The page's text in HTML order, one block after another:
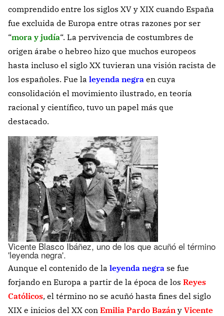
comprendido entre los siglos XV y XIX cuando España
fue excluida de Europa entre otras razones por ser
“mora y judía“. La pervivencia de costumbres de
origen árabe o hebreo hizo que muchos europeos
hasta incluso el siglo XX tuvieran una visión racista de
los españoles. Fue la leyenda negra en cuya
consolidación el movimiento ilustrado, en teoría
racional y científico, tuvo un papel más que
destacado.
Vicente Blasco Ibáñez, uno de los que acuñó el término
'leyenda negra'.
Aunque el contenido de la leyenda negra se fue
forjando en Europa a partir de la época de los Reyes
Católicos, el término no se acuñó hasta fines del siglo
XIX e inicios del XX con Emilia Pardo Bazán y Vicente